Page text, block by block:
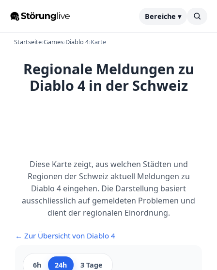
Bereiche ▾
Startseite›Games›Diablo 4›Karte
Regionale Meldungen zu
Diablo 4 in der Schweiz
Diese Karte zeigt, aus welchen Städten und
Regionen der Schweiz aktuell Meldungen zu
Diablo 4 eingehen. Die Darstellung basiert
ausschliesslich auf gemeldeten Problemen und
dient der regionalen Einordnung.
← Zur Übersicht von Diablo 4
6h 24h
3 Tage